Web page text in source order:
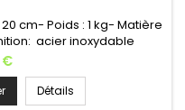
cm- Poids : 1 kg- Matière
acier inoxydable
[VOIR] Fabrication
€
Détails